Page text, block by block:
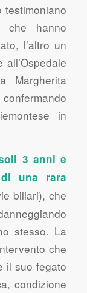
che hanno
l’altro un
Margherita
in
3 anni e
una rara
biliari), che
stesso. La
che
il suo fegato
condizione